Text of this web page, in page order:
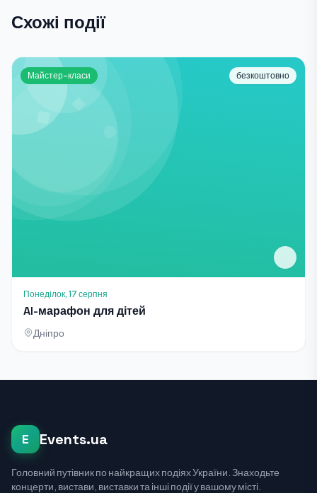
Схожі події
Майстер-класи безкоштовно
Понеділок, 17 серпня
AI-марафон для дітей
Дніпро
E Events.ua
Головний путівник по найкращих подіях України. Знаходьте
концерти, вистави, виставки та інші події у вашому місті.